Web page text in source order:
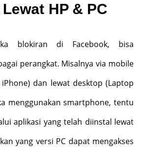
HP & PC
blokiran di Facebook, bisa
perangkat. Misalnya via mobile
dan lewat desktop (Laptop
menggunakan smartphone, tentu
aplikasi yang telah diinstal lewat
yang versi PC dapat mengakses